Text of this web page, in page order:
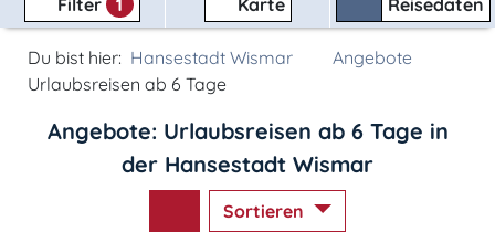
Filter 1 Karte Reisedaten
Du bist hier: Hansestadt Wismar
Angebote
Urlaubsreisen ab 6 Tage
Angebote: Urlaubsreisen ab 6 Tage in
der Hansestadt Wismar
Sortieren